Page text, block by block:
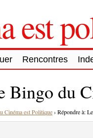
est
Rencontres
Bingo du
Cinéma est Politique› Répondre à: